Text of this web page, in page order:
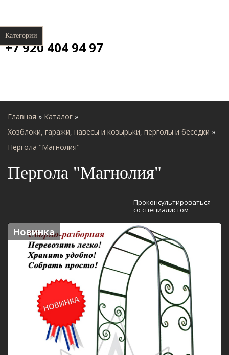
+7 920 404 94 97
Главная » Каталог »
Хозблоки, гаражи, навесы и козырьки, перголы и беседки »
Пергола "Магнолия"
Пергола "Магнолия"
Проконсультироваться
со специалистом
Новинка
Категории